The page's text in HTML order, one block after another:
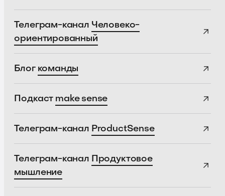
Телеграм-канал Человеко-
ориентированный
Блог команды
Подкаст make sense
Телеграм-канал ProductSense
Телеграм-канал Продуктовое
мышление